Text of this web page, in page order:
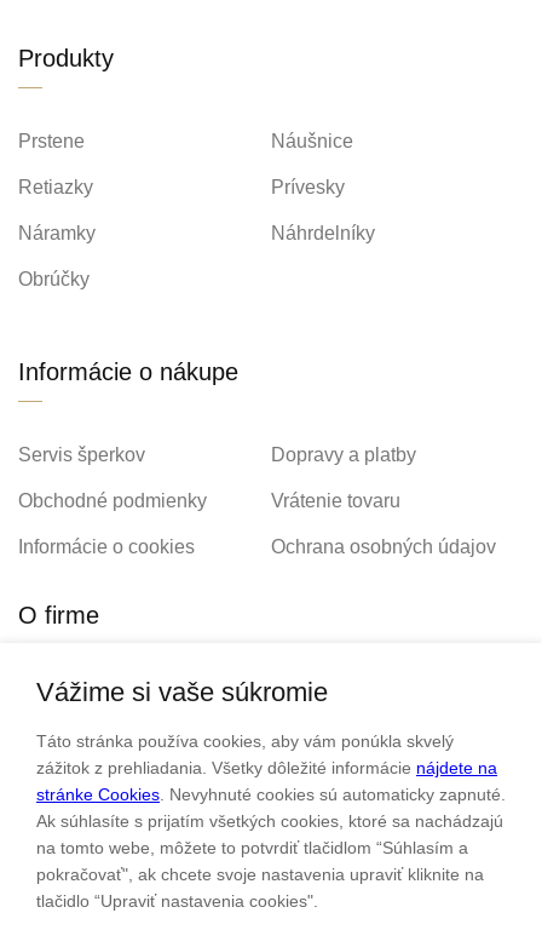
Produkty
Prstene Náušnice
Retiazky Prívesky
Náramky Náhrdelníky
Obrúčky
Informácie o nákupe
Servis šperkov Dopravy a platby
Obchodné podmienky Vrátenie tovaru
Informácie o cookies Ochrana osobných údajov
O firme
Personalizovaný šperk O nás
Kontakt
Sme rodinná firma a zameriavame sa na predaj hodiniek a
šperkov od roku 1994.
Pozrite sa na naše ďaľšie web stránky.
Vážime si vaše súkromie
Táto stránka používa cookies, aby vám ponúkla skvelý
zážitok z prehliadania. Všetky dôležité informácie nájdete na
stránke Cookies . Nevyhnuté cookies sú automaticky zapnuté.
Ak súhlasíte s prijatím všetkých cookies, ktoré sa nachádzajú
na tomto webe, môžete to potvrdiť tlačidlom “Súhlasím a
pokračovať", ak chcete svoje nastavenia upraviť kliknite na
tlačidlo “Upraviť nastavenia cookies".